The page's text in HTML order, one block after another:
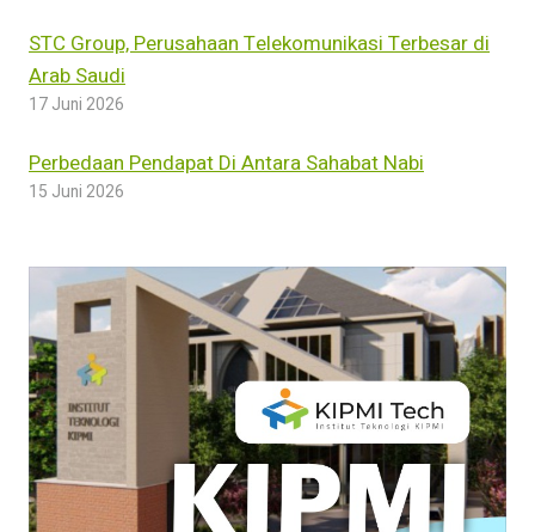
STC Group, Perusahaan Telekomunikasi Terbesar di
Arab Saudi
17 Juni 2026
Perbedaan Pendapat Di Antara Sahabat Nabi
15 Juni 2026